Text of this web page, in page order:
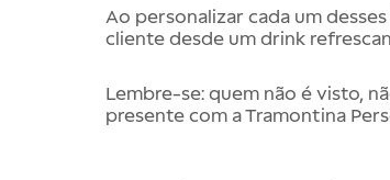
Ao personalizar cada um
cliente desde um drink
Lembre-se: quem não é visto,
presente com a Tramontina